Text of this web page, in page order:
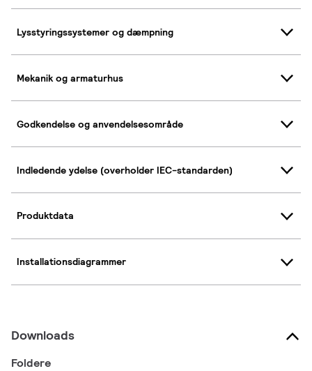
Lysstyringssystemer og dæmpning
Mekanik og armaturhus
Godkendelse og anvendelsesområde
Indledende ydelse (overholder IEC-standarden)
Produktdata
Installationsdiagrammer
Downloads
Foldere